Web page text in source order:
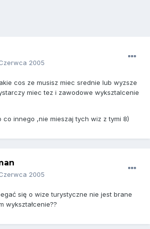
2005
cos ze musisz miec srednie lub wyzsze
miec tez i zawodowe wyksztalcenie
co innego ,nie mieszaj tych wiz z tymi 8)
2005
się o wize turystyczne nie jest brane
wykształcenie??